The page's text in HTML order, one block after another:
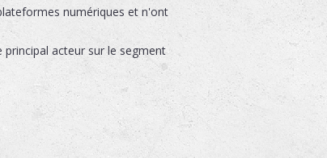
numériques et n'ont
acteur sur le segment